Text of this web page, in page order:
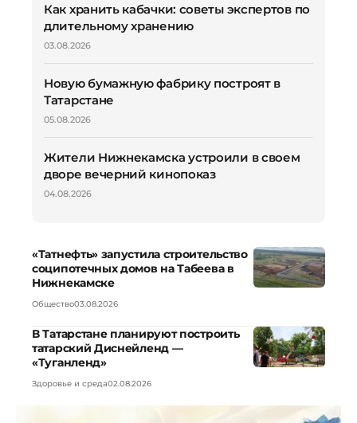
Как хранить кабачки: советы экспертов по
длительному хранению
03.08.2026
Новую бумажную фабрику построят в
Татарстане
05.08.2026
Жители Нижнекамска устроили в своем
дворе вечерний кинопоказ
04.08.2026
«Татнефть» запустила строительство
соципотечных домов на Табеева в
Нижнекамске
Общество03.08.2026
В Татарстане планируют построить
татарский Диснейленд —
«Туганленд»
Здоровье и среда02.08.2026